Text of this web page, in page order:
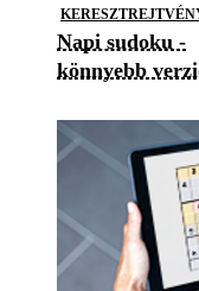
Napi sudoku -
könnyebb